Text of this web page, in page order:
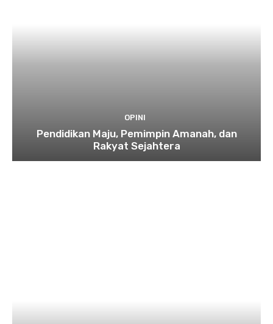
OPINI
Pendidikan Maju, Pemimpin Amanah, dan
Rakyat Sejahtera